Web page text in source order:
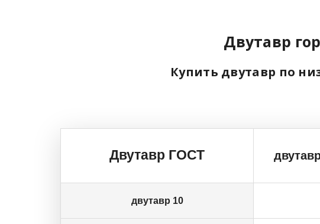
Двутавр
Купить двутавр по
Двутавр ГОСТ
двутавр 10